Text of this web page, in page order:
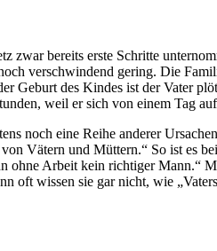
zwar bereits erste Schritte
verschwindend gering. Die
Geburt des Kindes ist der Vater
weil er sich von einem Tag
noch eine Reihe anderer
Vätern und Müttern.“ So ist es
Arbeit kein richtiger Mann.“
wissen sie gar nicht, wie